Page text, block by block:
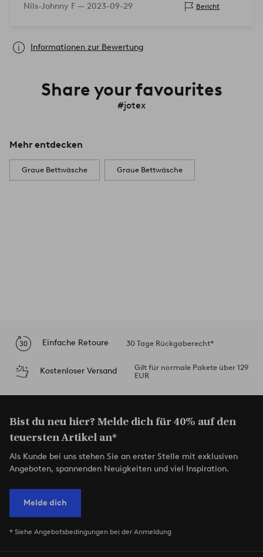
Nils-Johnny F — 2023-09-29 Bericht
Informationen zur Bewertung
Share your favourites
#jotex
Mehr entdecken
Graue Bettwäsche Graue Bettwäsche
Einfache Retoure 30 Tage Rückgaberecht*
Kostenloser Versand
Gilt für normale Pakete über 129
EUR
Bist du neu hier? Melde dich für 40% auf den
teuersten Artikel an*
Als Kunde bei uns stehen Sie an erster Stelle mit exklusiven
Angeboten, spannenden Neuigkeiten und viel Inspiration.
Melde dich
* Siehe Angebotsbedingungen bei der Anmeldung